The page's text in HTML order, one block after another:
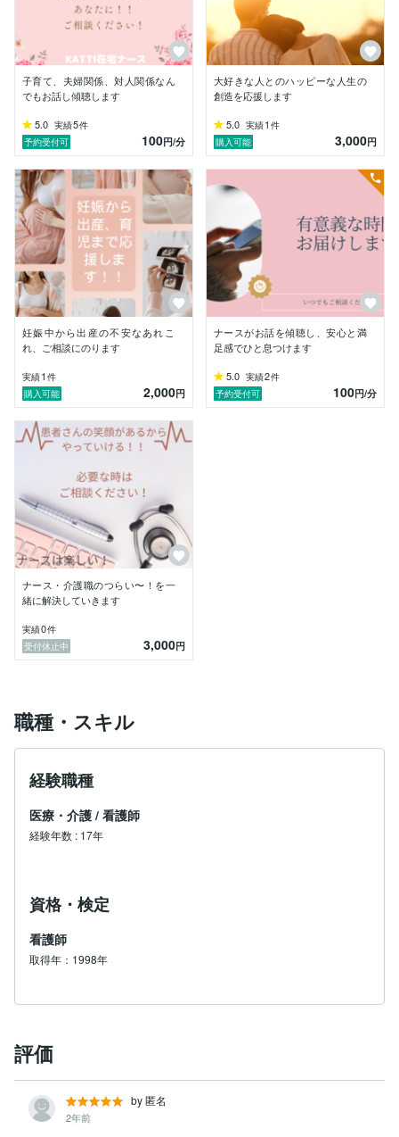
そんなあなたの「心と体の取扱説明書」をつくるお手伝
ぜひ、気軽にご相談くださいね。
子育て、夫婦関係、対人関係なん
でもお話し傾聴します
5.0 実績5件
予約受付可
100円/分
大好きな人とのハッピーな人生の
創造を応援します
5.0 実績1 件
購入可能
3,000円
妊娠中から出産の不安なあれこ
れ、ご相談にのります
実績1 件
購入可能
2,000円
ナースがお話を傾聴し、安心と満
足感でひと息つけます
5.0 実績2件
予約受付可
100円/分
ナース・介護職のつらい〜！を一
緒に解決していきます
実績0件
受付休止中
3,000円
職種・スキル
経験職種
医療・介護 / 看護師
経験年数 : 17年
資格・検定
看護師
取得年：1998年
評価
by 匿名
2年前